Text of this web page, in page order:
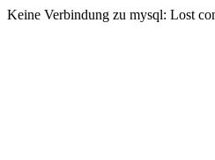
Keine Verbindung zu mysql: Lost